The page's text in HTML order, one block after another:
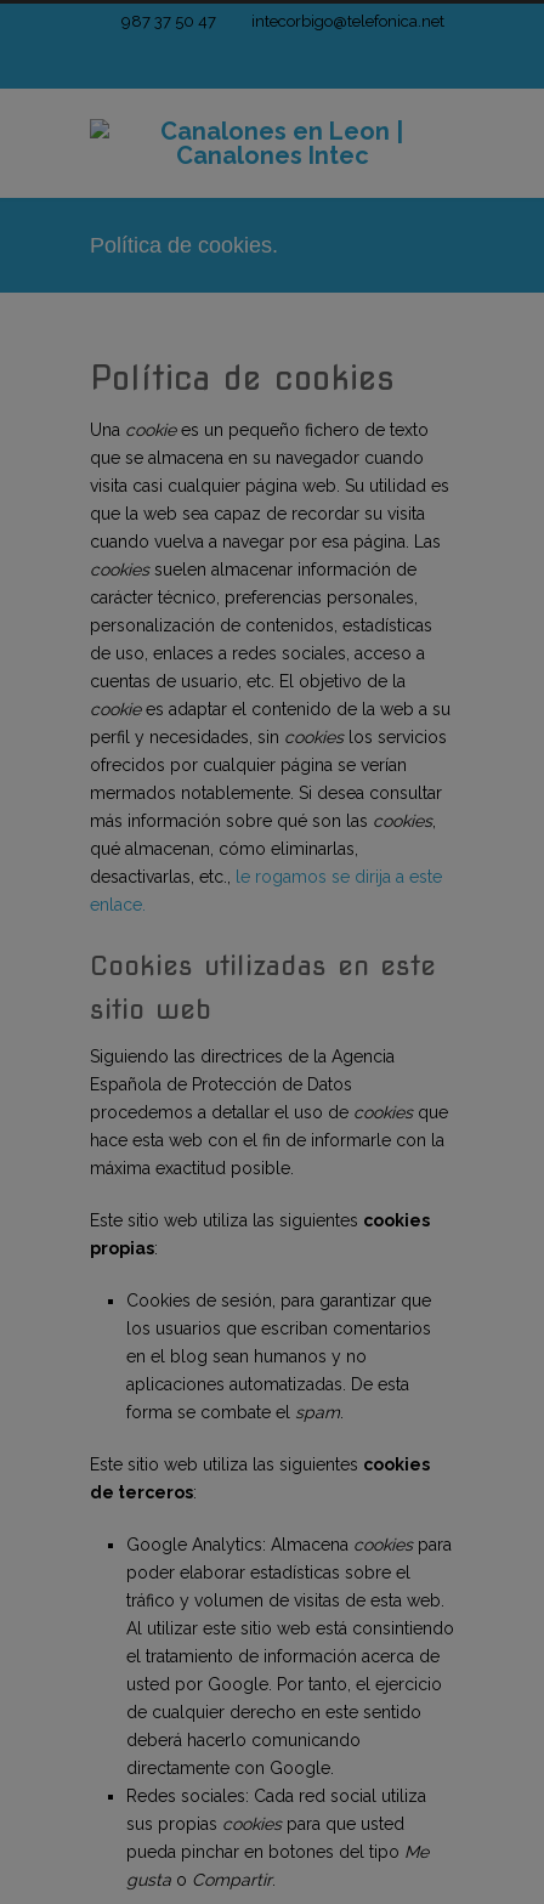
987 37 50 47 intecorbigo@telefonica.net
Política de cookies.
Política de cookies
Una cookiees un pequeño fichero de texto
que se almacena en su navegador cuando
visita casi cualquier página web. Su utilidad es
que la web sea capaz de recordar su visita
cuando vuelva a navegar por esa página. Las
cookiessuelen almacenar información de
carácter técnico, preferencias personales,
personalización de contenidos, estadísticas
de uso, enlaces a redes sociales, acceso a
cuentas de usuario, etc. El objetivo de la
cookiees adaptar el contenido de la web a su
perfil y necesidades, sin cookieslos servicios
ofrecidos por cualquier página se verían
mermados notablemente. Si desea consultar
más información sobre qué son las cookies,
qué almacenan, cómo eliminarlas,
desactivarlas, etc.,
le rogamos se dirija a este
enlace.
Cookies utilizadas en este
sitio web
Siguiendo las directrices de la Agencia
Española de Protección de Datos
procedemos a detallar el uso de cookiesque
hace esta web con el fin de informarle con la
máxima exactitud posible.
Este sitio web utiliza las siguientes cookies
propias:
Cookies de sesión, para garantizar que
los usuarios que escriban comentarios
en el blog sean humanos y no
aplicaciones automatizadas. De esta
forma se combate el spam
Este sitio web utiliza las siguientes cookies
de terceros:
Google Analytics: Almacena cookiespara
poder elaborar estadísticas sobre el
tráfico y volumen de visitas de esta web.
Al utilizar este sitio web está consintiendo
el tratamiento de información acerca de
usted por Google. Por tanto, el ejercicio
de cualquier derecho en este sentido
deberá hacerlo comunicando
directamente con Google.
Redes sociales: Cada red social utiliza
sus propias cookiespara que usted
pueda pinchar en botones del tipo Me
gusta o Compartir.